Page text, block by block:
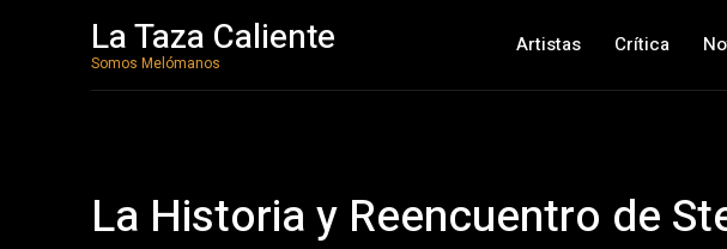
La Taza Caliente
Somos Melómanos
Artistas Crítica
La Historia y Reencuentro de